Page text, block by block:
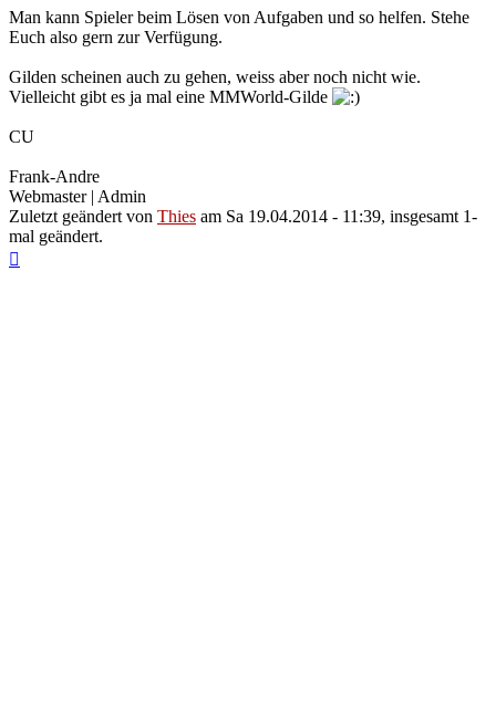
Man kann Spieler beim Lösen von Aufgaben und so helfen. Stehe
Euch also gern zur Verfügung.
Gilden scheinen auch zu gehen, weiss aber noch nicht wie.
Vielleicht gibt es ja mal eine MMWorld-Gilde
CU
Frank-Andre
Webmaster | Admin
Zuletzt geändert von Thies am Sa 19.04.2014 - 11:39, insgesamt 1-
mal geändert.